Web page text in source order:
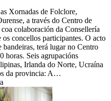
Xornadas de Folclore,
a través do Centro de
colaboración da Consellería
concellos participantes. O acto
terá lugar no Centro
horas. Seis agrupacións
Irlanda do Norte, Ucraína
da provincia: A…